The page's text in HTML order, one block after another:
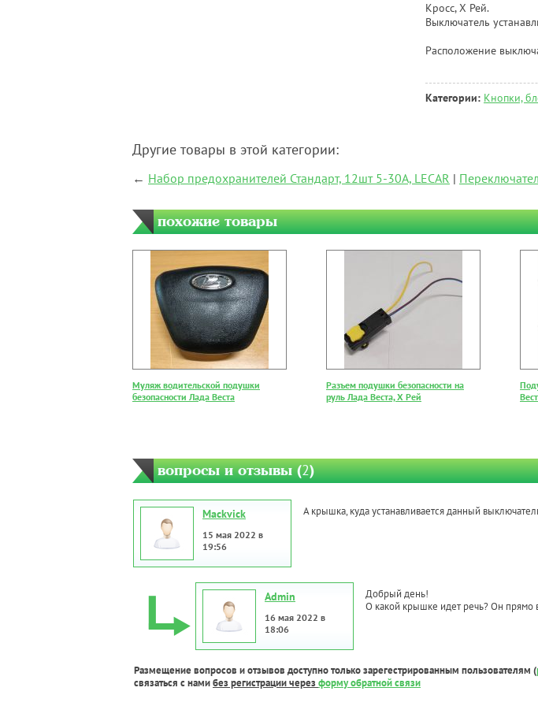
Кросс, Х Рей.
Выключатель
Расположение
Категории: Кнопки,
Другие товары в этой категории:
← Набор предохранителей Стандарт, 12шт 5-30А, LECAR |
похожие товары
Муляж водительской подушки
безопасности Лада Веста
Разъем подушки безопасности на
руль Лада Веста, Х Рей
вопросы и отзывы (2)
Mackvick
15 мая 2022 в
19:56
А крышка, куда устанавливается данный
Admin
16 мая 2022 в
18:06
Добрый день!
О какой крышке идет речь? Он прямо
Размещение вопросов и отзывов доступно только зарегестрированным пользователям (
связаться с намибез регистрации через форму обратной связи